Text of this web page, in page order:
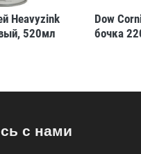
Heavyzink
520мл
Dow
бочка
с нами